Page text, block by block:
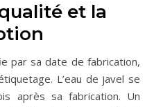
et la
par sa date de fabrication,
L’eau de javel se
après sa fabrication. Un